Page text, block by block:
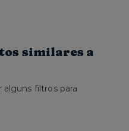
similares a
filtros para